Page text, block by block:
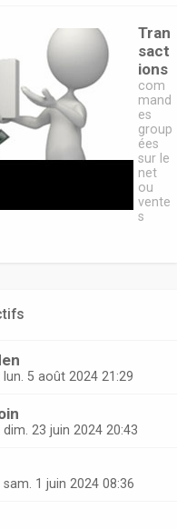
Tran
sact
ions
com
mand
es
group
ées
sur le
net
ou
vente
s
lun. 5 août 2024 21:29
dim. 23 juin 2024 20:43
sam. 1 juin 2024 08:36